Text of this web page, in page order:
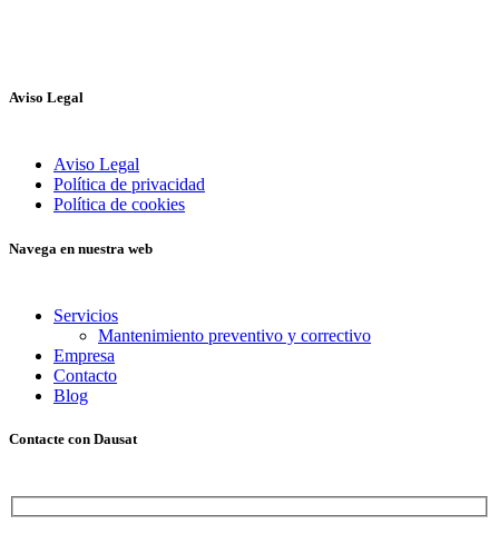
Aviso Legal
Aviso Legal
Política de privacidad
Política de cookies
Navega en nuestra web
Servicios
Mantenimiento preventivo y correctivo
Empresa
Contacto
Blog
Contacte con Dausat